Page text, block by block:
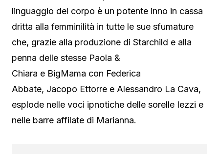
linguaggio del corpo è un potente inno in cassa
dritta alla femminilità in tutte le sue sfumature
che, grazie alla produzione di Starchild e alla
penna delle stesse Paola &
Chiara e BigMama con Federica
Abbate, Jacopo Ettorre e Alessandro La Cava,
esplode nelle voci ipnotiche delle sorelle Iezzi e
nelle barre affilate di Marianna.